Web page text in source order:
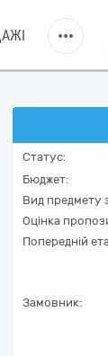
Статус:
Бюджет:
Вид предмету
Оцінка
Попередній
Замовник: